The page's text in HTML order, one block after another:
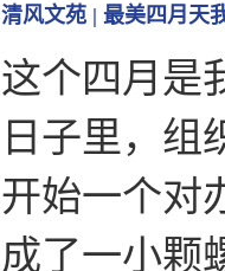
清风文苑 | 最美四月天
这个四月是
日子里，组
开始一个对
成了一小颗